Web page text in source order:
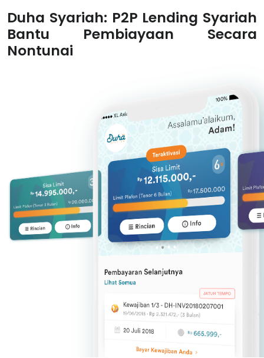
Duha Syariah: P2P Lending Syariah
Bantu Pembiayaan Secara
Nontunai